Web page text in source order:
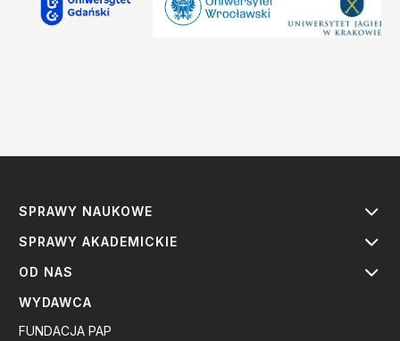
SPRAWY NAUKOWE
SPRAWY AKADEMICKIE
OD NAS
WYDAWCA
FUNDACJA PAP